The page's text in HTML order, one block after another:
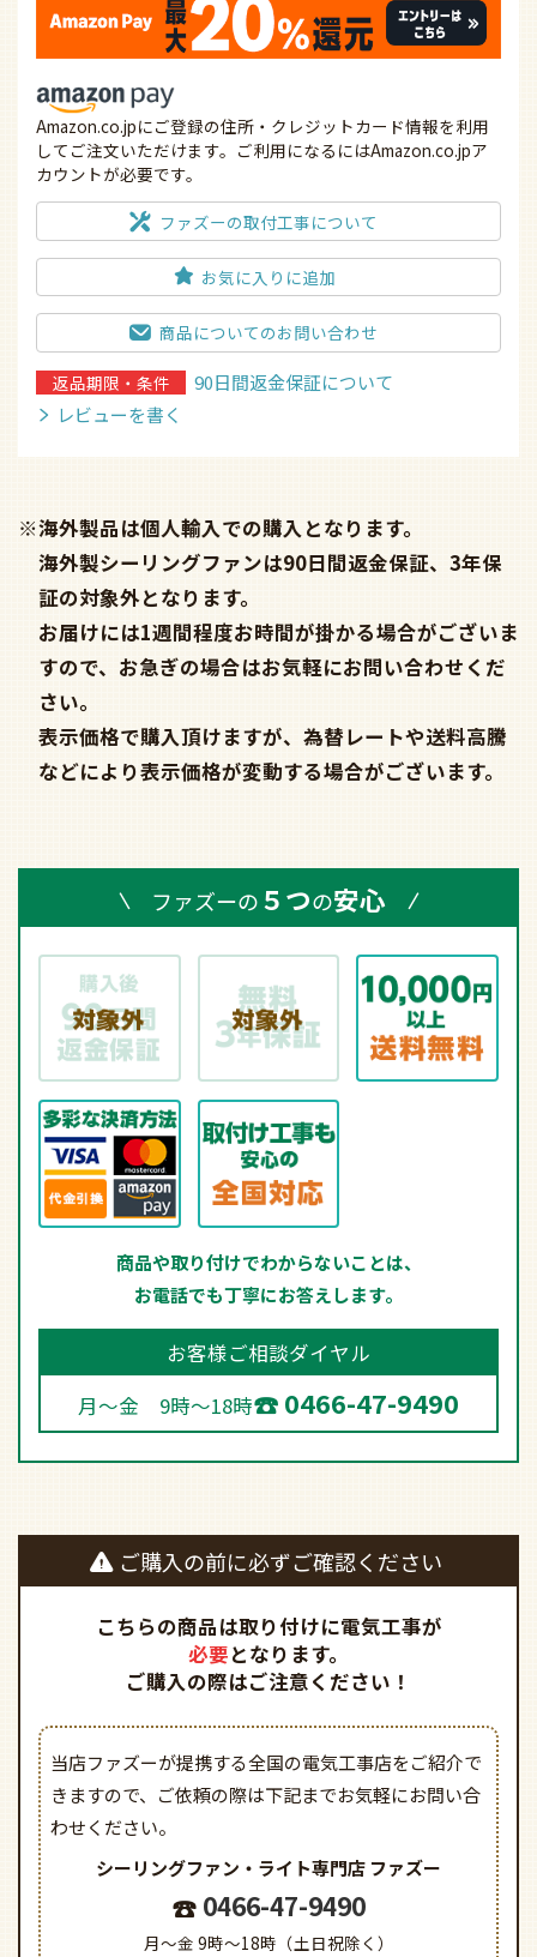
Amazon.co.jpにご登録の住所・クレジットカード情報を利用
してご注文いただけます。ご利用になるにはAmazon.co.jpア
カウントが必要です。
ファズーの取付工事について
お気に入りに追加
商品についてのお問い合わせ
返品期限・条件
90日間返金保証について
レビューを書く
※海外製品は個人輸入での購入となります。
海外製シーリングファンは90日間返金保証、3年保
証の対象外となります。
お届けには1週間程度お時間が掛かる場合がございま
すので、お急ぎの場合はお気軽にお問い合わせくだ
さい。
表示価格で購入頂けますが、為替レートや送料高騰
などにより表示価格が変動する場合がございます。
ファズーの５つの安心
商品や取り付けでわからないことは、
お電話でも丁寧にお答えします。
お客様ご相談ダイヤル
月～金 9時～18時
0466-47-9490
ご購入の前に必ずご確認ください
こちらの商品は取り付けに電気工事が
必要となります。
ご購入の際はご注意ください！
当店ファズーが提携する全国の電気工事店をご紹介で
きますので、
ご依頼の際は下記までお気軽にお問い合
わせください。
シーリングファン・ライト専門店 ファズー
0466-47-9490
月～金 9時～18時（土日祝除く）